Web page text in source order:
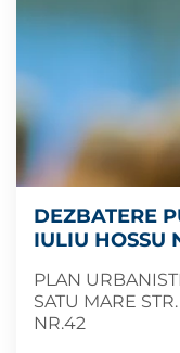
DEZBATERE
IULIU HOSSU
PLAN
SATU MARE
NR.42